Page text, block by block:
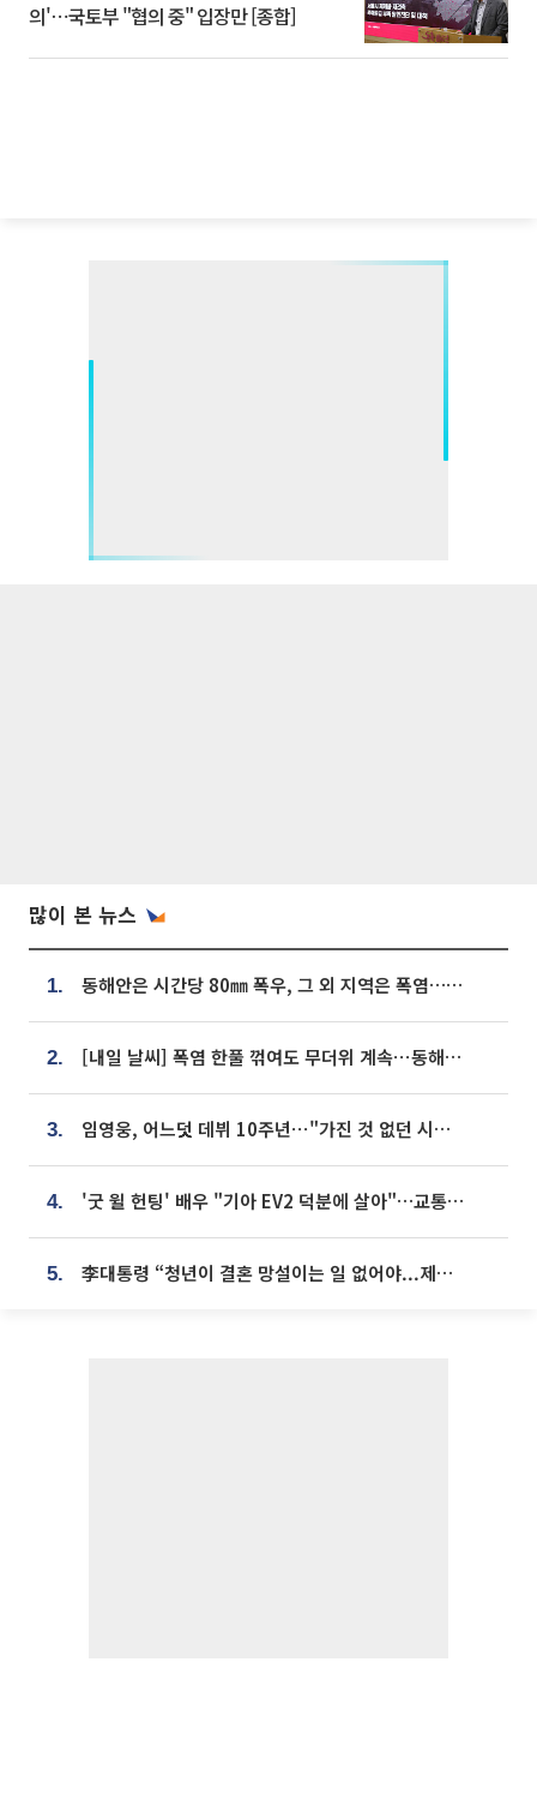
의'⋯국토부 "협의 중" 입장만 [종합]
많이 본 뉴스
1. 동해안은 시간당 80㎜ 폭우, 그 외 지역은 폭염…‘극과 극 날씨’
2. [내일 날씨] 폭염 한풀 꺾여도 무더위 계속⋯동해안 이틀 연속 비
3. 임영웅, 어느덧 데뷔 10주년⋯"가진 것 없던 시절, 내 앞엔 20명의 팬뿐"
4. '굿 윌 헌팅' 배우 "기아 EV2 덕분에 살아"…교통사고 후 안전성 극찬
5. 李대통령 “청년이 결혼 망설이는 일 없어야...제도상 불이익 조사”